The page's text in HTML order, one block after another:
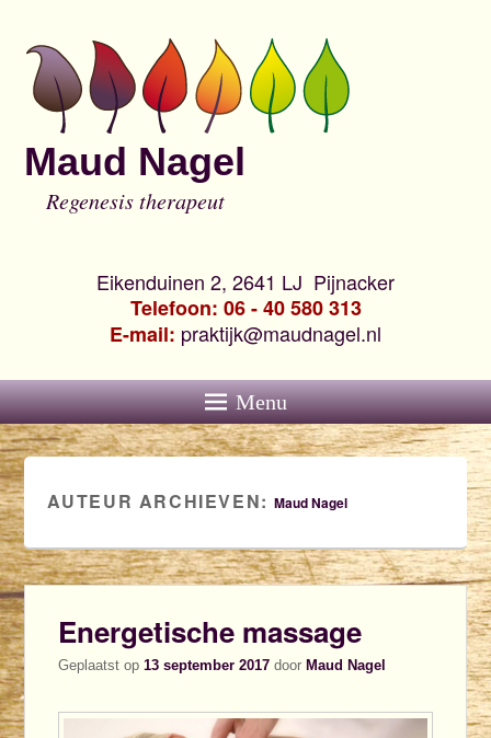
Maud Nagel
Regenesis therapeut
Eikenduinen 2, 2641 LJ Pijnacker
Telefoon: 06 - 40 580 313
E-mail: praktijk@maudnagel.nl
Menu
AUTEUR ARCHIEVEN:Maud Nagel
Energetische massage
Geplaatst op13 september 2017 door Maud Nagel